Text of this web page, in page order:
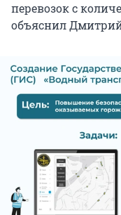
перевозок с
объяснил